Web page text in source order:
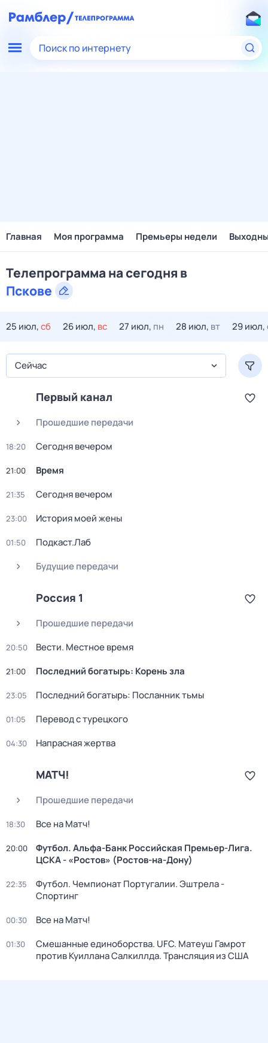
Поиск по интернету
Главная Моя программа Премьеры недели
Телепрограмма на сегодня в
Пскове
25 июл,сб 26 июл, вс 27 июл, пн 28 июл, вт 29 июл,
Сейчас
Первый канал
Прошедшие передачи
18:20 Сегодня вечером
21:00 Время
21:35 Сегодня вечером
23:00 История моей жены
01:50
Подкаст.Лаб
Будущие передачи
Россия 1
Прошедшие передачи
20:50 Вести. Местное время
21:00 Последний богатырь: Корень зла
23:05 Последний богатырь: Посланник тьмы
01:05 Перевод с турецкого
04:30 Напрасная жертва
МАТЧ!
Прошедшие передачи
18:30 Все на Матч!
20:00
Футбол. Альфа-Банк Российская Премьер-Лига.
ЦСКА - «Ростов» (Ростов-на-Дону)
22:35
Футбол. Чемпионат Португалии. Эштрела -
Спортинг
00:30 Все на Матч!
01:30
Смешанные единоборства. UFC. Матеуш Гамрот
против Куиллана Салкиллда. Трансляция из США